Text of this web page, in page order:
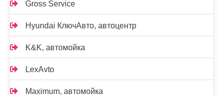
Gross Service
Hyundai КлючАвто, автоцентр
K&K, автомойка
LexAvto
Maximum, автомойка